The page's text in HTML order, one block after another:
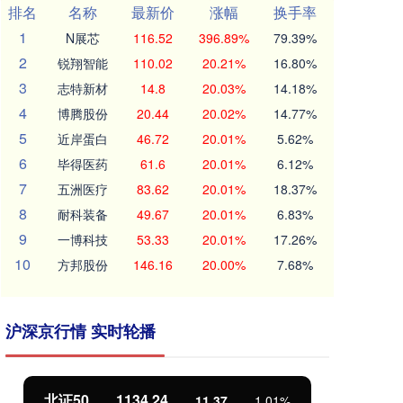
排名
名称 最新价 涨幅
换手率
1
N展芯 116.52 396.89% 79.39%
2 锐翔智能 110.02 20.21% 16.80%
3 志特新材 14.8 20.03% 14.18%
4 博腾股份 20.44 20.02% 14.77%
5 近岸蛋白 46.72 20.01% 5.62%
6 毕得医药 61.6 20.01% 6.12%
7 五洲医疗 83.62 20.01% 18.37%
8 耐科装备 49.67 20.01% 6.83%
9 一博科技 53.33 20.01% 17.26%
10 方邦股份 146.16 20.00% 7.68%
沪深京行情 实时轮播